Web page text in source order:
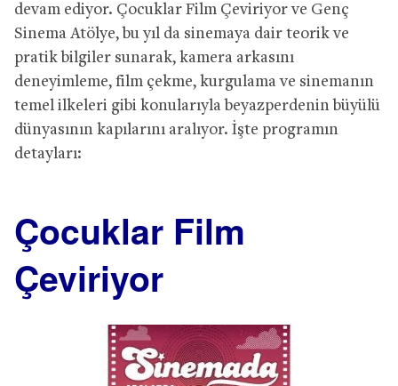
devam ediyor. Çocuklar Film Çeviriyor ve Genç
Sinema Atölye, bu yıl da sinemaya dair teorik ve
pratik bilgiler sunarak, kamera arkasını
deneyimleme, film çekme, kurgulama ve sinemanın
temel ilkeleri gibi konularıyla beyazperdenin büyülü
dünyasının kapılarını aralıyor. İşte programın
detayları:
Çocuklar Film
Çeviriyor